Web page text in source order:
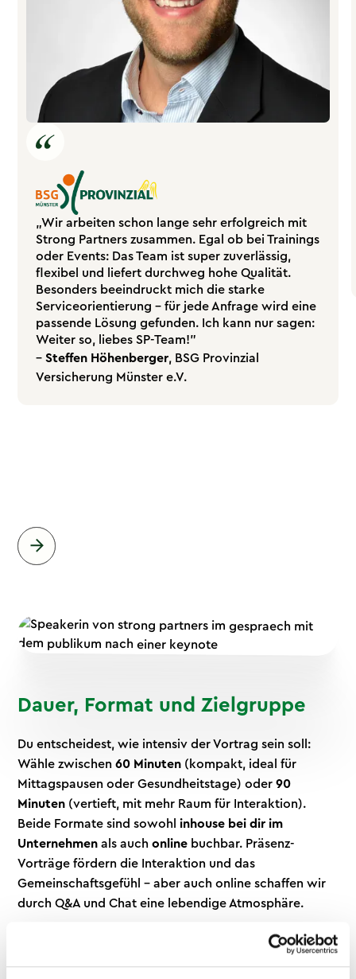
„Wir arbeiten schon lange sehr erfolgreich mit
Strong Partners zusammen. Egal ob bei Trainings
oder Events: Das Team ist super zuverlässig,
flexibel und liefert durchweg hohe Qualität.
Besonders beeindruckt mich die starke
Serviceorientierung – für jede Anfrage wird eine
passende Lösung gefunden. Ich kann nur sagen:
Weiter so, liebes SP-Team!"
–Steffen Höhenberger, BSG Provinzial
Versicherung Münster e.V.
Dauer, Format und Zielgruppe
Du entscheidest, wie intensiv der Vortrag sein soll:
Wähle zwischen60 Minuten (kompakt, ideal für
Mittagspausen oder Gesundheitstage) oder90
Minuten (vertieft, mit mehr Raum für Interaktion).
Beide Formate sind sowohlinhouse bei dir im
Unternehmen als auchonline buchbar. Präsenz-
Vorträge fördern die Interaktion und das
Gemeinschaftsgefühl – aber auch online schaffen wir
durch Q&A und Chat eine lebendige Atmosphäre.
alle Mitarbeitenden–